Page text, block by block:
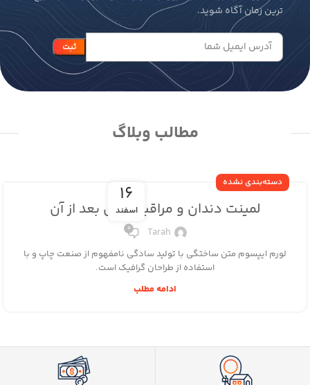
ترین زمان آگاه شوید.
مطالب وبلاگ
16
اسفند
دسته‌بندی نشده
لمینت دندان و مراقبت های بعد از آن
Tarah
0
لورم ایپسوم متن ساختگی با تولید سادگی نامفهوم از صنعت چاپ و با
استفاده از طراحان گرافیک است.
ادامه مطلب